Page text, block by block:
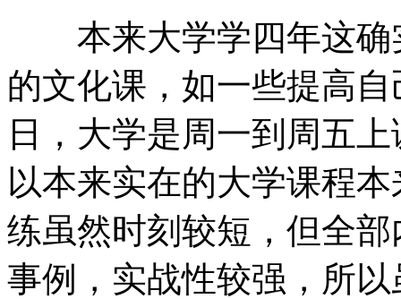
本来大学学四年这确
的文化课，如一些提高
日，大学是周一到周五
以本来实在的大学课程
练虽然时刻较短，但全
事例，实战性较强，所